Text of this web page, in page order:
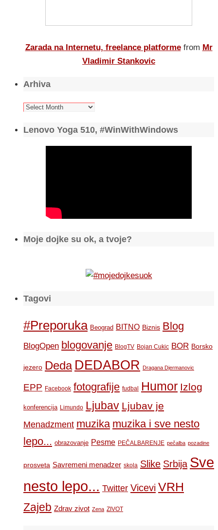
Zarada na Internetu, freelance platforme from Mr
Vladimir Stankovic
Arhiva
Arhiva
Lenovo Yoga 510, #WinWithWindows
Moje dojke su ok, a tvoje?
Tagovi
#Preporuka Beograd BITNO Biznis Blog
BlogOpen blogovanje BlogTV Bojan Cukic BOR Borsko
jezero Deda DEDABOR Dragana Djermanovic
EPP Facebook fotografije fudbal Humor Izlog
konferencija Limundo Ljubav Ljubav je
Menadzment muzika muzika i sve nesto
lepo... obrazovanje Pesme PEČALBARENJE pečalba pozadine
prosveta Savremeni menadzer skola Slike Srbija Sve
nesto lepo... Twitter Vicevi VRH
Zajeb Zdrav zivot Zena ZIVOT